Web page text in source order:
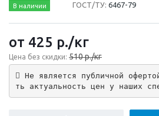
В наличии ГОСТ/ТУ:6467-79
от 425 р./кг
Цена без скидки: 510 р./кг
Не является публичной
ть актуальность цен у наших